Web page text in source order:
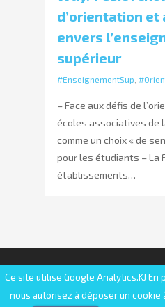
d’orientation
envers
supérieur
#EnseignementSup
– Face aux défis de
écoles associatives de
comme un choix « de
pour les étudiants – La
établissements…
© 2025 FESIC | Fédération des
Ce site utilise Google Analytics.KJ
nous autorisez à déposer un cookie